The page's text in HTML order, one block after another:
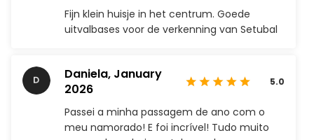
Fijn klein huisje in het centrum. Goede
uitvalbases voor de verkenning van Setubal
Daniela, January
2026
5.0
Passei a minha passagem de ano com o
meu namorado! E foi incrível! Tudo muito